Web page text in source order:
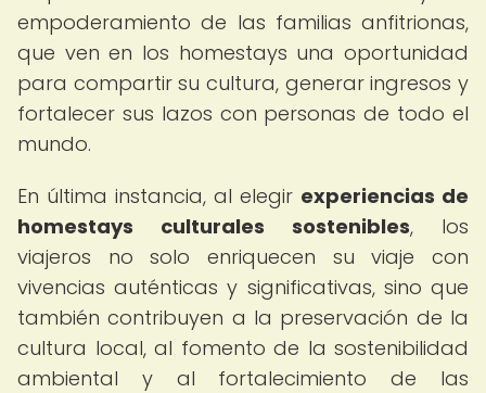
empoderamiento de las familias anfitrionas,
que ven en los homestays una oportunidad
para compartir su cultura, generar ingresos y
fortalecer sus lazos con personas de todo el
mundo.
En última instancia, al elegir experiencias de
homestays culturales sostenibles, los
viajeros no solo enriquecen su viaje con
vivencias auténticas y significativas, sino que
también contribuyen a la preservación de la
cultura local, al fomento de la sostenibilidad
ambiental y al fortalecimiento de las